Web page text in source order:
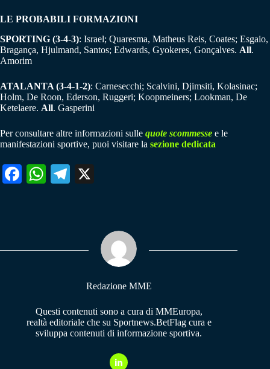
LE PROBABILI FORMAZIONI
SPORTING (3-4-3): Israel; Quaresma, Matheus Reis, Coates; Esgaio,
Bragança, Hjulmand, Santos; Edwards, Gyokeres, Gonçalves. All.
Amorim
ATALANTA (3-4-1-2): Carnesecchi; Scalvini, Djimsiti, Kolasinac;
Holm, De Roon, Ederson, Ruggeri; Koopmeiners; Lookman, De
Ketelaere. All. Gasperini
Per consultare altre informazioni sulle quote scommesse e le
manifestazioni sportive, puoi visitare la sezione dedicata
Fa W
pp
Te
m
Redazione MME
Questi contenuti sono a cura di MMEuropa,
realtà editoriale che su Sportnews.BetFlag cura e
sviluppa contenuti di informazione sportiva.